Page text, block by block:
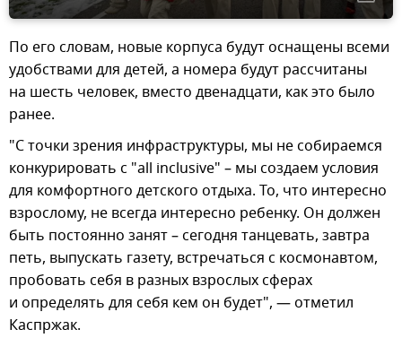
По его словам, новые корпуса будут оснащены всеми
удобствами для детей, а номера будут рассчитаны
на шесть человек, вместо двенадцати, как это было
ранее.
"С точки зрения инфраструктуры, мы не собираемся
конкурировать с "all inclusive" – мы создаем условия
для комфортного детского отдыха. То, что интересно
взрослому, не всегда интересно ребенку. Он должен
быть постоянно занят – сегодня танцевать, завтра
петь, выпускать газету, встречаться с космонавтом,
пробовать себя в разных взрослых сферах
и определять для себя кем он будет", — отметил
Каспржак.